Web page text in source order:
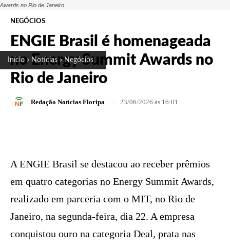
Início Notícias Negócios
Awards no Rio de Janeiro
NEGÓCIOS
ENGIE Brasil é homenageada
no Energy Summit Awards no
Rio de Janeiro
Redação Notícias Floripa 23/06/2026 às 16:01
A ENGIE Brasil se destacou ao receber prêmios
em quatro categorias no Energy Summit Awards,
realizado em parceria com o MIT, no Rio de
Janeiro, na segunda-feira, dia 22. A empresa
conquistou ouro na categoria Deal, prata nas